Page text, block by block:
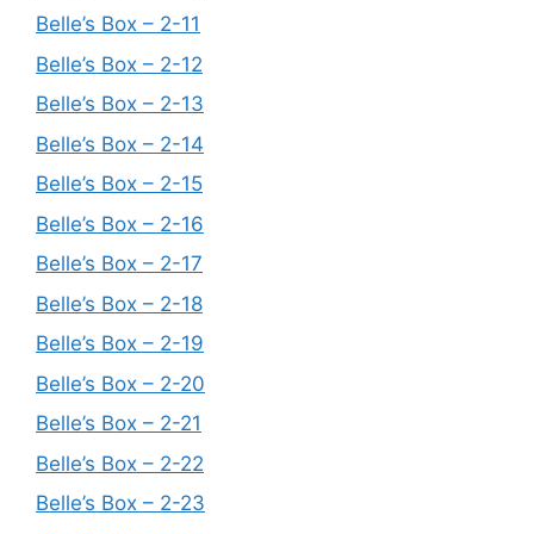
Belle’s Box – 2-11
Belle’s Box – 2-12
Belle’s Box – 2-13
Belle’s Box – 2-14
Belle’s Box – 2-15
Belle’s Box – 2-16
Belle’s Box – 2-17
Belle’s Box – 2-18
Belle’s Box – 2-19
Belle’s Box – 2-20
Belle’s Box – 2-21
Belle’s Box – 2-22
Belle’s Box – 2-23